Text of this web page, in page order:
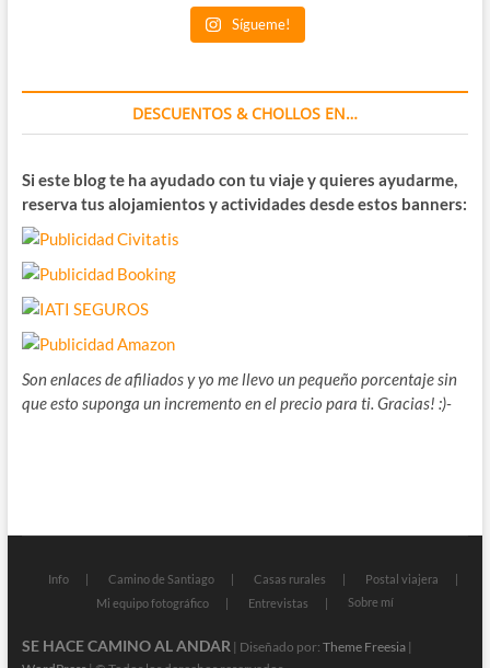
Sígueme!
DESCUENTOS & CHOLLOS EN…
Si este blog te ha ayudado con tu viaje y quieres ayudarme,
reserva tus alojamientos y actividades desde estos banners:
Son enlaces de afiliados y yo me llevo un pequeño porcentaje sin
que esto suponga un incremento en el precio para ti. Gracias! :)-
Info Camino de Santiago Casas rurales
Postal viajera
Mi equipo fotográfico
Entrevistas Sobre mí
SE HACE CAMINO AL ANDAR| Diseñado por: Theme Freesia|